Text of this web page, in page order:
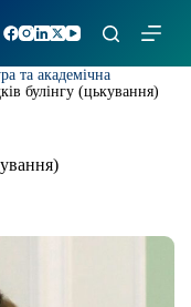
та академічна
булінгу (цькування)